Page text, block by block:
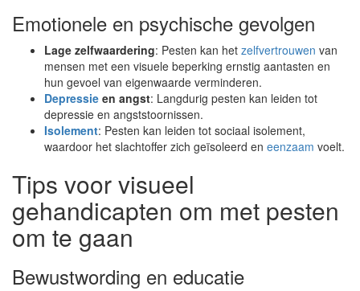
Emotionele en psychische gevolgen
Lage zelfwaardering: Pesten kan het zelfvertrouwen van
mensen met een visuele beperking ernstig aantasten en
hun gevoel van eigenwaarde verminderen.
Depressie en angst: Langdurig pesten kan leiden tot
depressie en angststoornissen.
Isolement: Pesten kan leiden tot sociaal isolement,
waardoor het slachtoffer zich geïsoleerd en eenzaam voelt.
Tips voor visueel
gehandicapten om met pesten
om te gaan
Bewustwording en educatie